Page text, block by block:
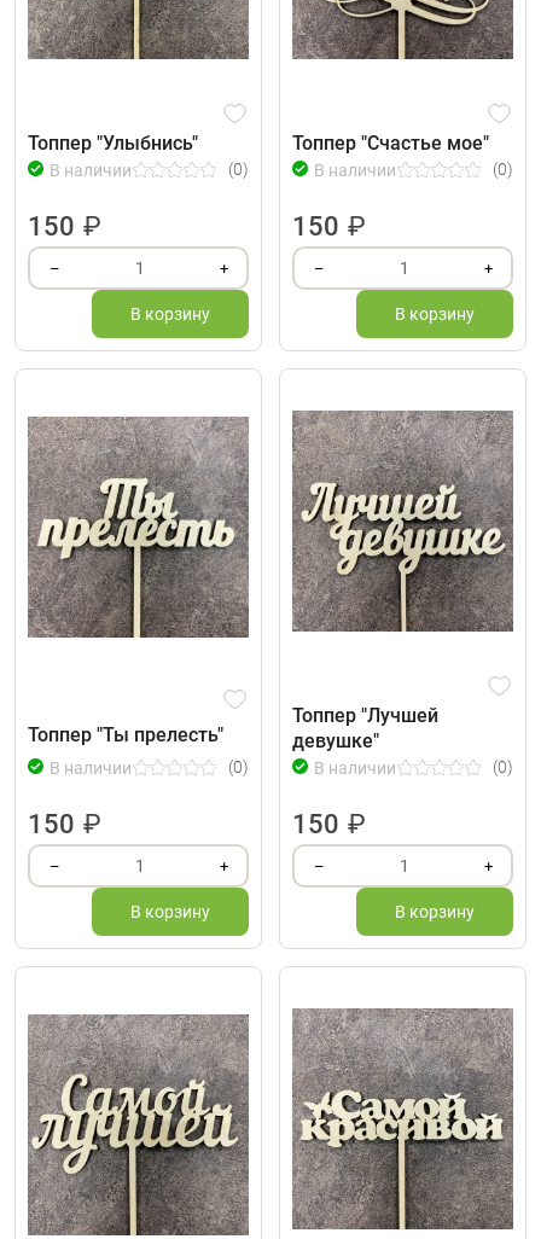
Топпер "Улыбнись"
В наличии (0)
150 ₽
– 1 +
В корзину
Топпер "Счастье мое"
В наличии (0)
150 ₽
– 1 +
В корзину
Топпер "Ты прелесть"
В наличии (0)
150 ₽
– 1 +
В корзину
Топпер "Лучшей
девушке"
В наличии (0)
150 ₽
– 1 +
В корзину